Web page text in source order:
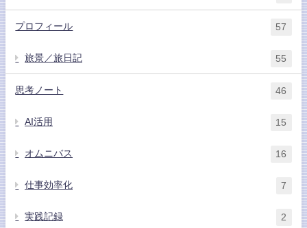
プロフィール 57
旅景／旅日記 55
思考ノート 46
AI活用 15
オムニバス 16
仕事効率化 7
実践記録 2